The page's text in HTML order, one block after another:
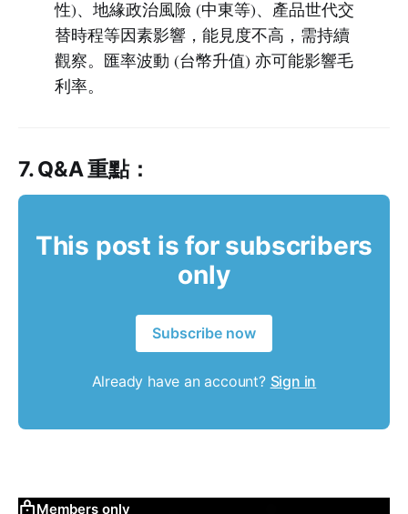
性)、地緣政治風險 (中東等)、產品世代交
替時程等因素影響，能見度不高，需持續
觀察。匯率波動 (台幣升值) 亦可能影響毛
利率。
7. Q&A 重點：
This post is for subscribers
only
Subscribe now
Already have an account? Sign in
Members only